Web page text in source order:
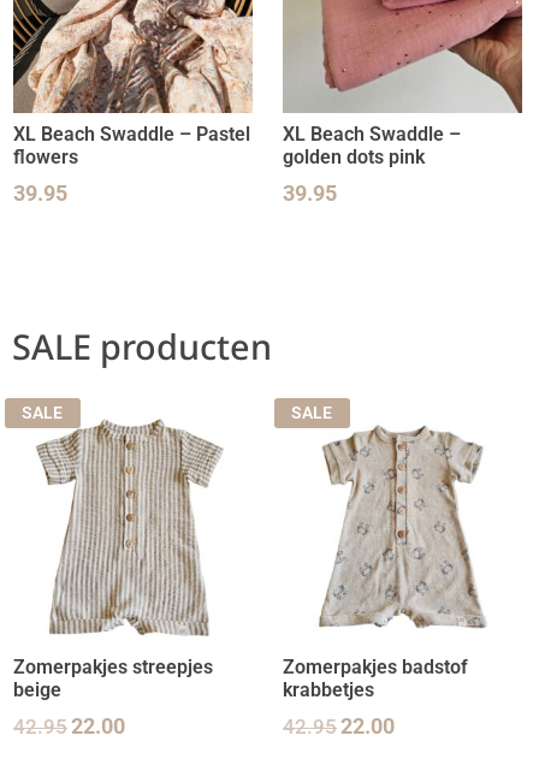
XL Beach Swaddle – Pastel
flowers
39.95
XL Beach Swaddle –
golden dots pink
39.95
SALE producten
SALE
Zomerpakjes streepjes
beige
42.9522.00
SALE
Zomerpakjes badstof
krabbetjes
42.9522.00